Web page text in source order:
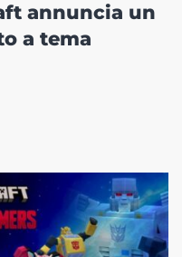
annuncia un
a tema